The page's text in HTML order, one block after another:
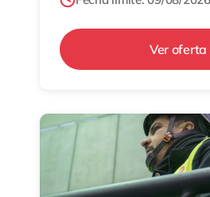
Ver oferta